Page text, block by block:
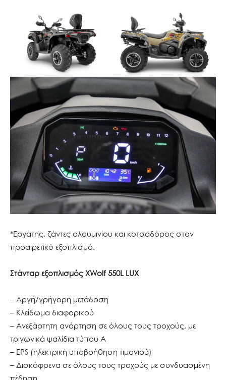
*Eργάτης, ζάντες αλουμινίου και κοτσαδόρος στον
προαιρετικό εξοπλισμό.
Στάνταρ εξοπλισμός XWolf 550L LUX
– Αργή/γρήγορη μετάδοση
– Κλείδωμα διαφορικού
– Ανεξάρτητη ανάρτηση σε όλους τους τροχούς, με
τριγωνικά ψαλίδια τύπου A
– EPS (ηλεκτρική υποβοήθηση τιμονιού)
– Δισκόφρενα σε όλους τους τροχούς με συνδυασμένη
πέδηση